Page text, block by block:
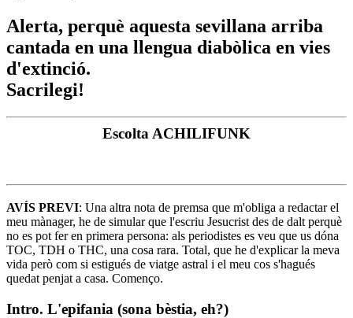
Alerta, perquè aquesta sevillana arriba
cantada en una llengua diabòlica en vies
d'extinció.
Sacrilegi!
Escolta ACHILIFUNK
AVÍS PREVI: Una altra nota de premsa que m'obliga a redactar el
meu mànager, he de simular que l'escriu Jesucrist des de dalt perquè
no es pot fer en primera persona: als periodistes es veu que us dóna
TOC, TDH o THC, una cosa rara. Total, que he d'explicar la meva
vida però com si estigués de viatge astral i el meu cos s'hagués
quedat penjat a casa. Començo.
Intro. L'epifania (sona bèstia, eh?)